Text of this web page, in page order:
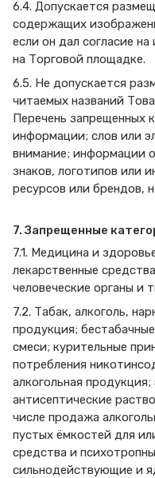
6.4. Допускается
содержащих
если он дал согласие
на Торговой площадке.
6.5. Не допускается
читаемых названий
Перечень запрещенных
информации; слов или
внимание; информации
знаков, логотипов или
ресурсов или брендов,
7. Запрещенные
7.1. Медицина и
лекарственные
человеческие органы и
7.2. Табак, алкоголь,
продукция;
смеси; курительные
потребления
алкогольная
антисептические
числе продажа
пустых ёмкостей для
средства и
сильнодействующие и